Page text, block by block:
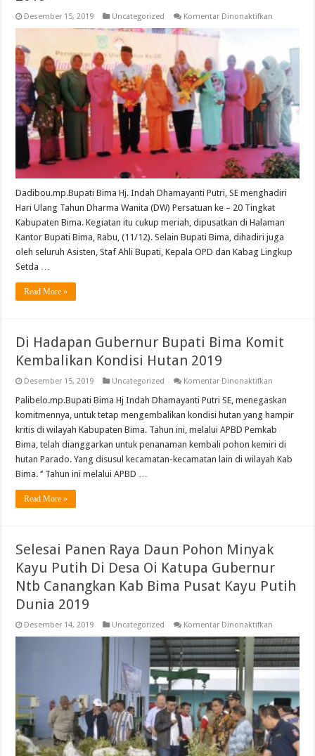
Desember 15, 2019 Uncategorized Komentar Dinonaktifkan
Tahun
Ke
20
Dharma
Wanita
Persatuan
Kabupaten
Bima
Tahun
2019
Dadibou.mp.Bupati Bima Hj. Indah Dhamayanti Putri, SE menghadiri
Hari Ulang Tahun Dharma Wanita (DW) Persatuan ke – 20 Tingkat
Kabupaten Bima. Kegiatan itu cukup meriah, dipusatkan di Halaman
Kantor Bupati Bima, Rabu, (11/12). Selain Bupati Bima, dihadiri juga
oleh seluruh Asisten, Staf Ahli Bupati, Kepala OPD dan Kabag Lingkup
Setda …
Read More »
Di Hadapan Gubernur Bupati Bima Komit
Kembalikan Kondisi Hutan 2019
Desember 15, 2019 Uncategorized Komentar Dinonaktifkan
Hadapan
Bupati
Bima
Komit
Kembalikan
Kondisi
Hutan
Palibelo.mp.Bupati Bima Hj Indah Dhamayanti Putri SE, menegaskan
komitmennya, untuk tetap mengembalikan kondisi hutan yang hampir
kritis di wilayah Kabupaten Bima. Tahun ini, melalui APBD Pemkab
Bima, telah dianggarkan untuk penanaman kembali pohon kemiri di
hutan Parado. Yang disusul kecamatan-kecamatan lain di wilayah Kab
Bima. ‘’ Tahun ini melalui APBD …
Read More »
Selesai Panen Raya Daun Pohon Minyak
Kayu Putih Di Desa Oi Katupa Gubernur
Ntb Canangkan Kab Bima Pusat Kayu Putih
Dunia 2019
Desember 14, 2019 Uncategorized Komentar Dinonaktifkan
Panen
Raya
Daun
Pohon
Minyak
Putih
Di
Desa
Oi
Katupa
Gubernur